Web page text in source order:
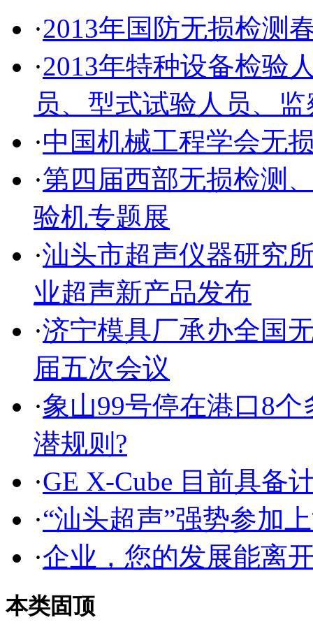
·2013年国防无损检测
·2013年特种设备检验
员、型式试验人员、
·中国机械工程学会无
·第四届西部无损检测
验机专题展
·汕头市超声仪器研究
业超声新产品发布
·济宁模具厂承办全国
届五次会议
·象山99号停在港口8
潜规则?
·GE X-Cube 目前具备
·“汕头超声”强势参加
·企业，您的发展能离
本类固顶